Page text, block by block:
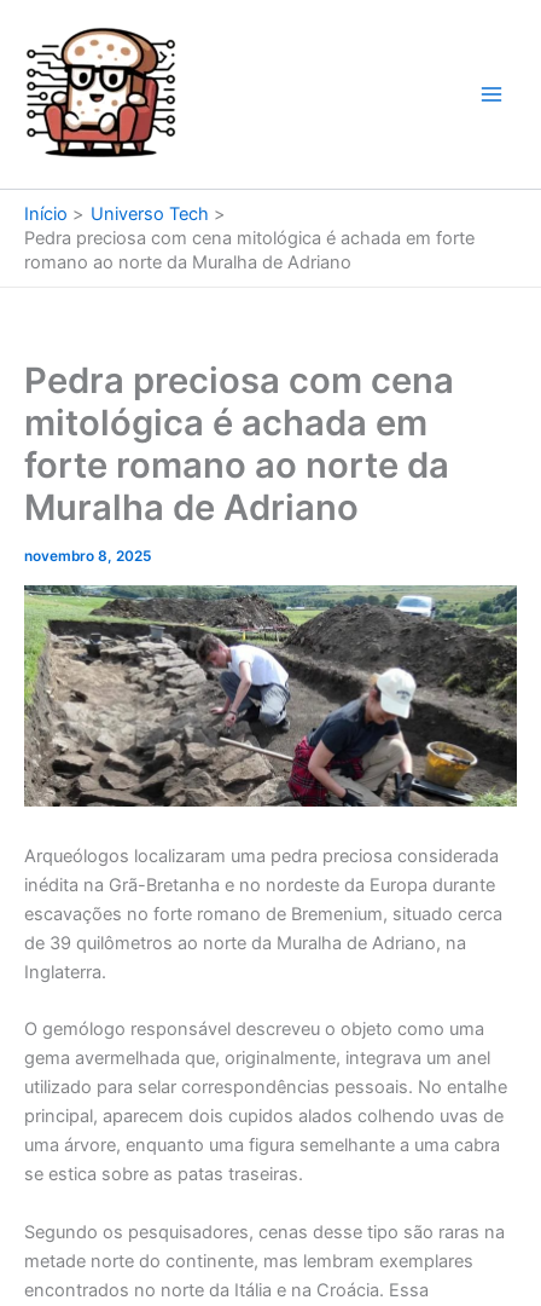
conteúdo
Início
Universo Tech
Pedra preciosa com cena mitológica é achada em forte
romano ao norte da Muralha de Adriano
Pedra preciosa com cena
mitológica é achada em
forte romano ao norte da
Muralha de Adriano
novembro 8, 2025
Arqueólogos localizaram uma pedra preciosa considerada
inédita na Grã-Bretanha e no nordeste da Europa durante
escavações no forte romano de Bremenium, situado cerca
de 39 quilômetros ao norte da Muralha de Adriano, na
Inglaterra.
O gemólogo responsável descreveu o objeto como uma
gema avermelhada que, originalmente, integrava um anel
utilizado para selar correspondências pessoais. No entalhe
principal, aparecem dois cupidos alados colhendo uvas de
uma árvore, enquanto uma figura semelhante a uma cabra
se estica sobre as patas traseiras.
Segundo os pesquisadores, cenas desse tipo são raras na
metade norte do continente, mas lembram exemplares
encontrados no norte da Itália e na Croácia. Essa